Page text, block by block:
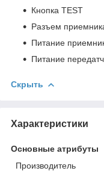
Кнопка TEST
Разъем
Питание
Питание
Скрыть
Характеристики
Основные атрибуты
Производитель